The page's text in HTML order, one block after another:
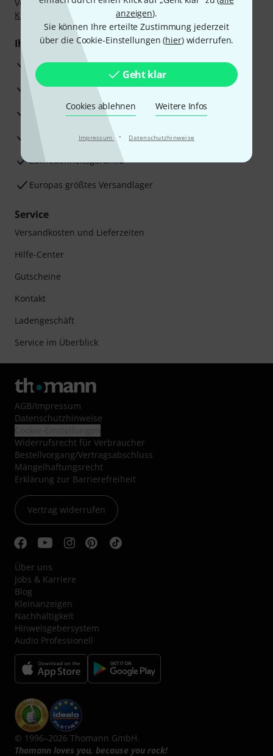
anzeigen).
Sie können Ihre erteilte Zustimmung jederzeit
über die Cookie-Einstellungen (hier) widerrufen.
Geht klar
Cookies ablehnen Weitere Infos
Impressum · Datenschutzhinweise
Vorkasse, PayPal, Amazon Pay,Klarna Sofort bezahlen
Klarna Ratenzahlung
oder Kreditkarte.
Ihre Vorteile
3 Jahre Thomann Garantie
30 Tage Money-Back-Garantie
Reparaturservice
Beratung durch Fachexperten
Zufriedenheitsgarantie
Europas größtes Versandlager
Service
Versandkosten und Lieferzeiten
Hilfe-Center
Gutscheine
Kontakt
Ladengeschäft
Service im Überblick
AGB/Impressum
Datenschutzhinweise
Widerrufsrecht für Verbraucher
Bestellvorgang/Vertragsabschluss
Mängelhaftungsrecht
Erklärung zur Barrierefreiheit
Vertrag widerrufen
Über uns
Jobs & Karriere
Blog
Kleinanzeigen
Nachhaltigkeit
Hinweisgebersystem
Audio Professionell
© 1996–2026 Thomann GmbH.
Thomann loves you, because you rock!